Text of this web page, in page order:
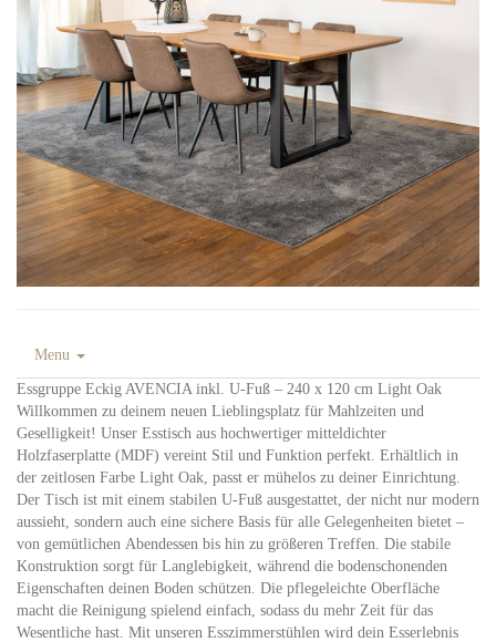
Menu
Essgruppe Eckig AVENCIA inkl. U-Fuß – 240 x 120 cm Light Oak
Willkommen zu deinem neuen Lieblingsplatz für Mahlzeiten und
Geselligkeit! Unser Esstisch aus hochwertiger mitteldichter
Holzfaserplatte (MDF) vereint Stil und Funktion perfekt. Erhältlich in
der zeitlosen Farbe Light Oak, passt er mühelos zu deiner Einrichtung.
Der Tisch ist mit einem stabilen U-Fuß ausgestattet, der nicht nur modern
aussieht, sondern auch eine sichere Basis für alle Gelegenheiten bietet –
von gemütlichen Abendessen bis hin zu größeren Treffen. Die stabile
Konstruktion sorgt für Langlebigkeit, während die bodenschonenden
Eigenschaften deinen Boden schützen. Die pflegeleichte Oberfläche
macht die Reinigung spielend einfach, sodass du mehr Zeit für das
Wesentliche hast. Mit unseren Esszimmerstühlen wird dein Esserlebnis